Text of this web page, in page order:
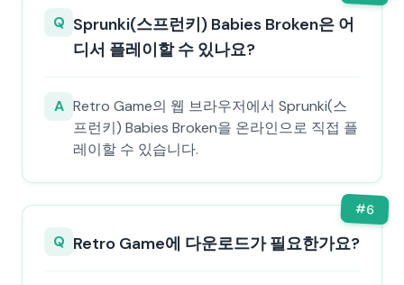
Q Sprunki(스프런키) Babies Broken은 어
디서 플레이할 수 있나요?
A Retro Game의 웹 브라우저에서 Sprunki(스
프런키) Babies Broken을 온라인으로 직접 플
레이할 수 있습니다.
#6
Q Retro Game에 다운로드가 필요한가요?